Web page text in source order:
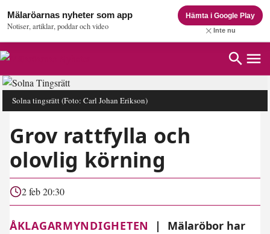
Mälaröarnas nyheter som app
Notiser, artiklar, poddar och video
Hämta i Google Play
Inte nu
Solna tingsrätt(Foto: Carl Johan Erikson)
Grov rattfylla och
olovlig körning
2 feb 20:30
ÅKLAGARMYNDIGHETEN |
Mälaröbor har